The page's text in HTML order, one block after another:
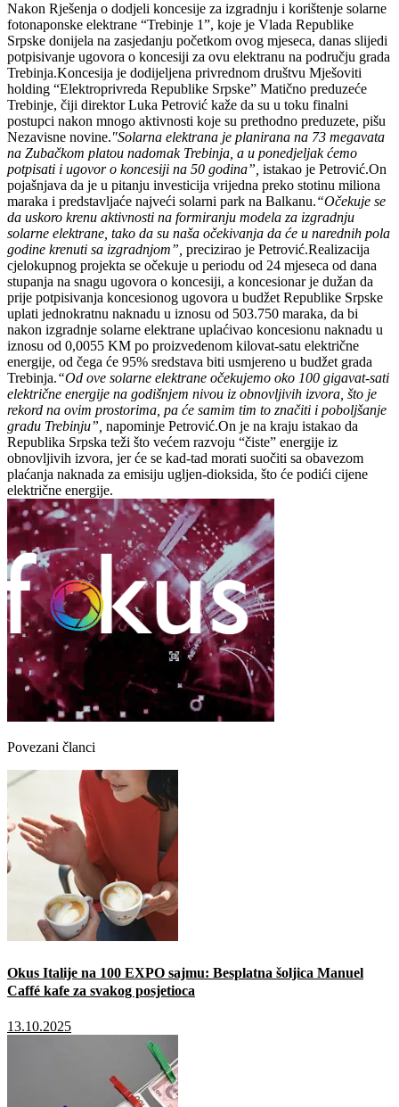
Nakon Rješenja o dodjeli koncesije za izgradnju i korištenje solarne
fotonaponske elektrane “Trebinje 1”, koje je Vlada Republike
Srpske donijela na zasjedanju početkom ovog mjeseca, danas slijedi
potpisivanje ugovora o koncesiji za ovu elektranu na području grada
Trebinja.Koncesija je dodijeljena privrednom društvu Mješoviti
holding “Elektroprivreda Republike Srpske” Matično preduzeće
Trebinje, čiji direktor Luka Petrović kaže da su u toku finalni
postupci nakon mnogo aktivnosti koje su prethodno preduzete, pišu
Nezavisne novine."Solarna elektrana je planirana na 73 megavata
na Zubačkom platou nadomak Trebinja, a u ponedjeljak ćemo
potpisati i ugovor o koncesiji na 50 godina”, istakao je Petrović.On
pojašnjava da je u pitanju investicija vrijedna preko stotinu miliona
maraka i predstavljaće najveći solarni park na Balkanu.“Očekuje se
da uskoro krenu aktivnosti na formiranju modela za izgradnju
solarne elektrane, tako da su naša očekivanja da će u narednih pola
godine krenuti sa izgradnjom”, precizirao je Petrović.Realizacija
cjelokupnog projekta se očekuje u periodu od 24 mjeseca od dana
stupanja na snagu ugovora o koncesiji, a koncesionar je dužan da
prije potpisivanja koncesionog ugovora u budžet Republike Srpske
uplati jednokratnu naknadu u iznosu od 503.750 maraka, da bi
nakon izgradnje solarne elektrane uplaćivao koncesionu naknadu u
iznosu od 0,0055 KM po proizvedenom kilovat-satu električne
energije, od čega će 95% sredstava biti usmjereno u budžet grada
Trebinja.“Od ove solarne elektrane očekujemo oko 100 gigavat-sati
električne energije na godišnjem nivou iz obnovljivih izvora, što je
rekord na ovim prostorima, pa će samim tim to značiti i poboljšanje
gradu Trebinju”, napominje Petrović.On je na kraju istakao da
Republika Srpska teži što većem razvoju “čiste” energije iz
obnovljivih izvora, jer će se kad-tad morati suočiti sa obavezom
plaćanja naknada za emisiju ugljen-dioksida, što će podići cijene
električne energije.
Povezani članci
Okus Italije na 100 EXPO sajmu: Besplatna šoljica Manuel
Caffé kafe za svakog posjetioca
13.10.2025